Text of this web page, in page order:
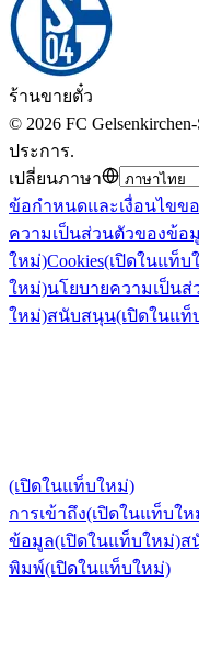
ร้านขายตั๋ว
© 2026 FC
ประการ.
เปลี่ยนภาษา
ข้อกำหนดและเงื่อนไขข
ความเป็นส่วนตัวของข้อ
ใหม่)Cookies(เปิดในแท็บ
ใหม่)นโยบายความเป็น
ใหม่)สนับสนุน(เปิดในแท็
(เปิดในแท็บใหม่)
การเข้าถึง(เปิดในแท็บให
ข้อมูล(เปิดในแท็บใหม่)ส
พิมพ์(เปิดในแท็บใหม่)